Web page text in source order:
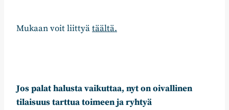
Mukaan voit liittyätäältä.
Jos palat halusta vaikuttaa, nyt on oivallinen
tilaisuus tarttua toimeen ja ryhtyä